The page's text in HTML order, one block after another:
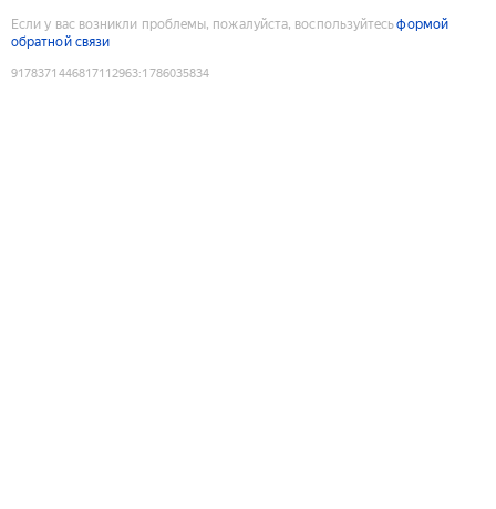
Если у вас возникли проблемы, пожалуйста, воспользуйтесьформой
обратной связи
9178371446817112963:1786035834